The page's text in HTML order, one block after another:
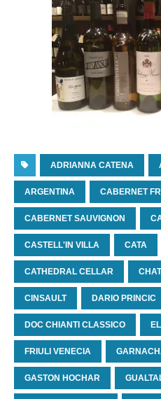
ADRIANNA CATENA
ARGENTINA CABERNET
CABERNET SAUVIGNON
CASTELL'IN VILLA CATA
CATHEDRAL CELLAR
CINSAULT DARIO PRINCIC
DOC CHIANTI CLASSICO
FRIULI VENECIA
GASTON HOCHAR